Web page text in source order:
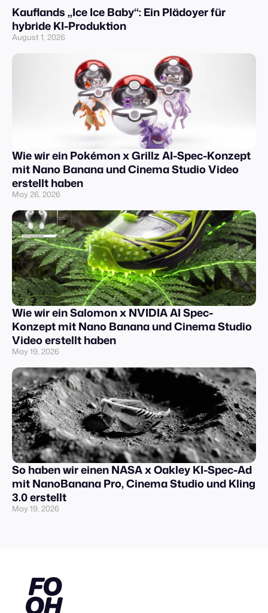
Kauflands „Ice Ice Baby“: Ein Plädoyer für
hybride KI-Produktion
August 1, 2026
Wie wir ein Pokémon x Grillz AI-Spec-Konzept
mit Nano Banana und Cinema Studio Video
erstellt haben
May 26, 2026
Wie wir ein Salomon x NVIDIA AI Spec-
Konzept mit Nano Banana und Cinema Studio
Video erstellt haben
May 19, 2026
So haben wir einen NASA x Oakley KI-Spec-Ad
mit NanoBanana Pro, Cinema Studio und Kling
3.0 erstellt
May 19, 2026